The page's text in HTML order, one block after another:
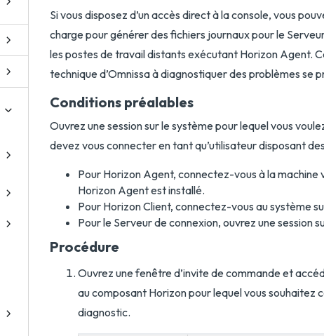
Si vous disposez d’un accès direct à la console, vous
charge pour générer des fichiers journaux pour le
les postes de travail distants exécutant Horizon Agent.
technique d’Omnissa à diagnostiquer des problèmes se
Conditions préalables
Ouvrez une session sur le système pour lequel vous
devez vous connecter en tant qu’utilisateur disposant
Pour Horizon Agent, connectez-vous à la machine
Horizon Agent est installé.
Pour Horizon Client, connectez-vous au système
Pour le Serveur de connexion, ouvrez une session
Procédure
Ouvrez une fenêtre d’invite de commande et
au composant Horizon pour lequel vous souhaitez
diagnostic.